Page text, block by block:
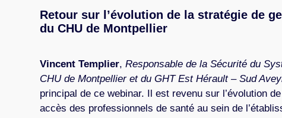
Retour sur l’évolution de la stratégie de
du CHU de Montpellier
Vincent Templier, Responsable de la Sécurité du
CHU de Montpellier et du GHT Est Hérault – Sud
principal de ce webinar. Il est revenu sur l’évolution
accès des professionnels de santé au sein de